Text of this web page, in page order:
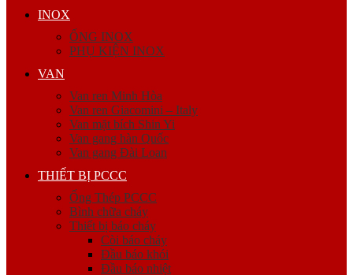
INOX
ỐNG INOX
PHỤ KIỆN INOX
VAN
Van ren Minh Hòa
Van ren Giacomini – Italy
Van mặt bích Shin Yi
Van gang hàn Quốc
Van gang Đài Loan
THIẾT BỊ PCCC
Ống Thép PCCC
Bình chữa cháy
Thiết bị báo cháy
Còi báo cháy
Đầu báo khói
Đầu báo nhiệt